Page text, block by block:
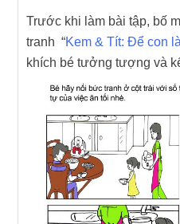
Trước khi làm bài tập, bố
tranh “Kem & Tít: Để con
khích bé tưởng tượng và